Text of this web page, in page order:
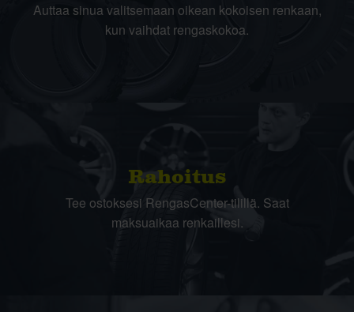
Auttaa sinua valitsemaan oikean kokoisen renkaan,
kun vaihdat rengaskokoa.
Rahoitus
Tee ostoksesi RengasCenter-tilillä. Saat
maksuaikaa renkaillesi.